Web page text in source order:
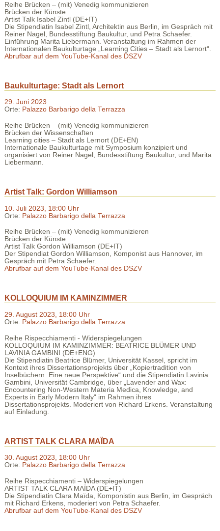
Reihe Brücken – (mit) Venedig kommunizieren
Brücken der Künste
Artist Talk Isabel Zintl (DE+IT)
Die Stipendiatin Isabel Zintl, Architektin aus Berlin, im Gespräch mit
Reiner Nagel, Bundesstiftung Baukultur, und Petra Schaefer.
Einführung Marita Liebermann. Veranstaltung im Rahmen der
Internationalen Baukulturtage „Learning Cities – Stadt als Lernort“.
Abrufbar auf dem YouTube-Kanal des DSZV
Baukulturtage: Stadt als Lernort
29. Juni 2023
Orte: Palazzo Barbarigo della Terrazza
Reihe Brücken – (mit) Venedig kommunizieren
Brücken der Wissenschaften
Learning cities – Stadt als Lernort (DE+EN)
Internationale Baukulturtage mit Symposium konzipiert und
organisiert von Reiner Nagel, Bundesstiftung Baukultur, und Marita
Liebermann.
Artist Talk: Gordon Williamson
10. Juli 2023, 18:00 Uhr
Orte: Palazzo Barbarigo della Terrazza
Reihe Brücken – (mit) Venedig kommunizieren
Brücken der Künste
Artist Talk Gordon Williamson (DE+IT)
Der Stipendiat Gordon Williamson, Komponist aus Hannover, im
Gespräch mit Petra Schaefer.
Abrufbar auf dem YouTube-Kanal des DSZV
KOLLOQUIUM IM KAMINZIMMER
29. August 2023, 18:00 Uhr
Orte: Palazzo Barbarigo della Terrazza
Reihe Rispecchiamenti - Widerspiegelungen
KOLLOQUIUM IM KAMINZIMMER: BEATRICE BLÜMER UND
LAVINIA GAMBINI (DE+ENG)
Die Stipendiatin Beatrice Blümer, Universität Kassel, spricht im
Kontext ihres Dissertationsprojekts über „Kopiertradition von
Inselbüchern.
Eine neue Perspektive“ und die Stipendiatin Lavinia
Gambini, Universität Cambridge, über „Lavender and Wax:
Encountering Non-Western Materia Medica, Knowledge, and
Experts in Early Modern Italy“ im Rahmen ihres
Dissertationsprojekts. Moderiert von Richard Erkens. Veranstaltung
auf Einladung.
ARTIST TALK CLARA MAÏDA
30. August 2023, 18:00 Uhr
Orte: Palazzo Barbarigo della Terrazza
Reihe Rispecchiamenti – Widerspiegelungen
ARTIST TALK CLARA MAÏDA (DE+IT)
Die Stipendiatin Clara Maïda, Komponistin aus Berlin, im Gespräch
mit Richard Erkens, moderiert von Petra Schaefer.
Abrufbar auf dem YouTube-Kanal des DSZV